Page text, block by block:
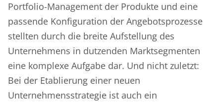
Portfolio-Management der Produkte und eine
passende Konfiguration der Angebotsprozesse
stellten durch die breite Aufstellung des
Unternehmens in dutzenden Marktsegmenten
eine komplexe Aufgabe dar. Und nicht zuletzt:
Bei der Etablierung einer neuen
Unternehmensstrategie ist auch ein